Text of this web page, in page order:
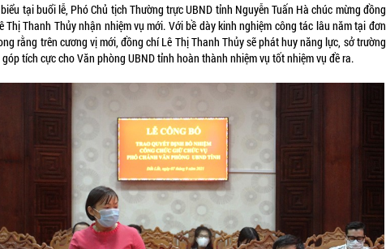
tại buổi lễ, Phó Chủ tịch Thường trực UBND tỉnh Nguyễn Tuấn Hà chúc mừng đồng
Thị Thanh Thủy nhận nhiệm vụ mới. Với bề dày kinh nghiệm công tác lâu năm tại đơn
rằng trên cương vị mới, đồng chí Lê Thị Thanh Thủy sẽ phát huy năng lực, sở trường
tích cực cho Văn phòng UBND tỉnh hoàn thành nhiệm vụ tốt nhiệm vụ đề ra.